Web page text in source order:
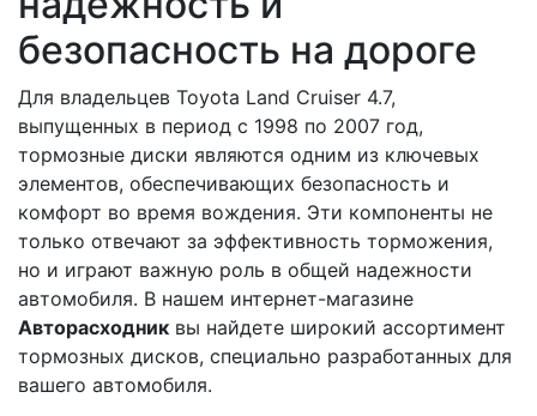
безопасность на дороге
Для владельцев Toyota Land Cruiser 4.7,
выпущенных в период с 1998 по 2007 год,
тормозные диски являются одним из ключевых
элементов, обеспечивающих безопасность и
комфорт во время вождения. Эти компоненты не
только отвечают за эффективность торможения,
но и играют важную роль в общей надежности
автомобиля. В нашем интернет-магазине
Авторасходник вы найдете широкий ассортимент
тормозных дисков, специально разработанных для
вашего автомобиля.